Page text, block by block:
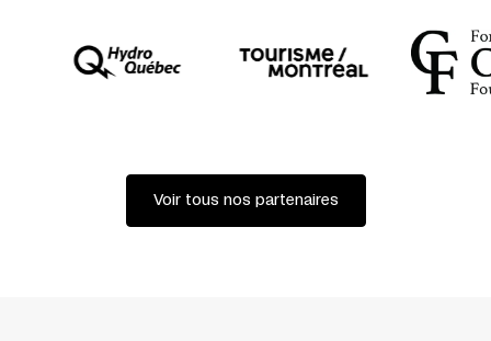
Voir tous nos partenaires